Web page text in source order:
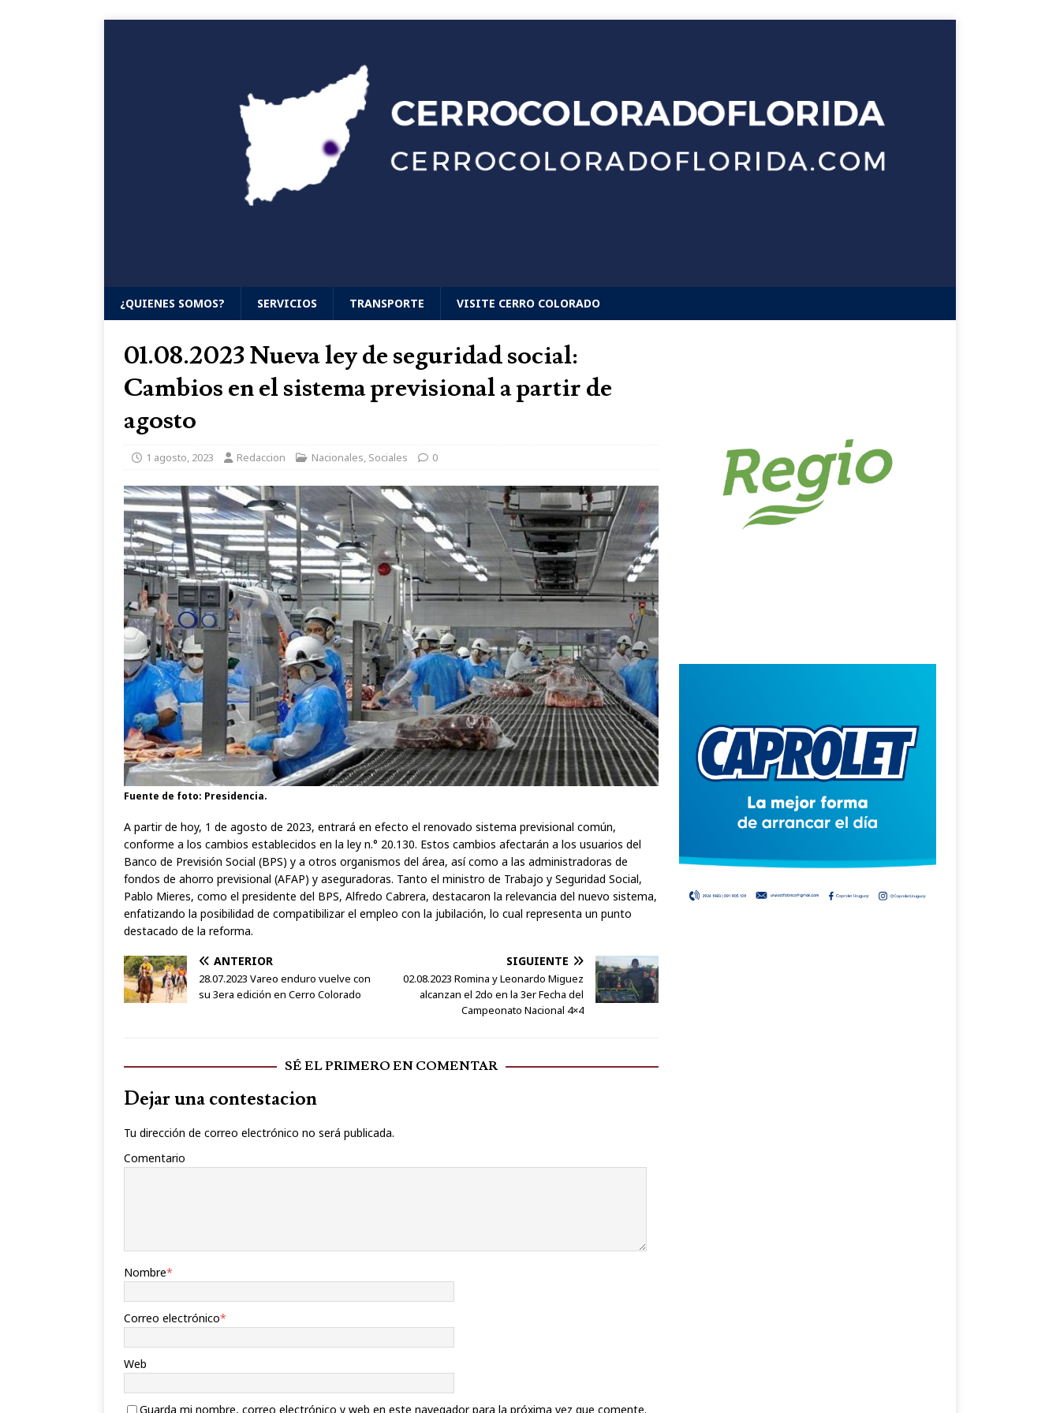
¿QUIENES SOMOS? SERVICIOS TRANSPORTE VISITE CERRO COLORADO
01.08.2023 Nueva ley de seguridad social:
Cambios en el sistema previsional a partir de
agosto
1 agosto, 2023 Redaccion Nacionales Sociales 0
Fuente de foto: Presidencia.
A partir de hoy, 1 de agosto de 2023, entrará en efecto el renovado sistema previsional común,
conforme a los cambios establecidos en la ley n.° 20.130. Estos cambios afectarán a los usuarios del
Banco de Previsión Social (BPS) y a otros organismos del área, así como a las administradoras de
fondos de ahorro previsional (AFAP) y aseguradoras. Tanto el ministro de Trabajo y Seguridad Social,
Pablo Mieres, como el presidente del BPS, Alfredo Cabrera, destacaron la relevancia del nuevo sistema,
enfatizando la posibilidad de compatibilizar el empleo con la jubilación, lo cual representa un punto
destacado de la reforma.
ANTERIOR
28.07.2023 Vareo enduro vuelve con
su 3era edición en Cerro Colorado
SIGUIENTE
02.08.2023 Romina y Leonardo Miguez
alcanzan el 2do en la 3er Fecha del
Campeonato Nacional 4×4
SÉ EL PRIMERO EN COMENTAR
Dejar una contestacion
Tu dirección de correo electrónico no será publicada.
Comentario
Nombre*
Correo electrónico*
Web
Guarda mi nombre, correo electrónico y web en este navegador para la próxima vez que comente.